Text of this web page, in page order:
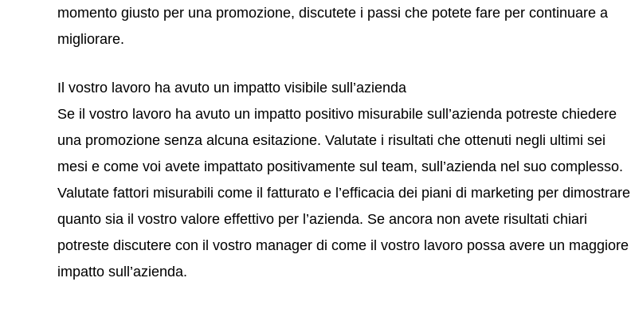
momento giusto per una promozione, discutete i passi che potete fare per continuare a
migliorare.
Il vostro lavoro ha avuto un impatto visibile sull’azienda
Se il vostro lavoro ha avuto un impatto positivo misurabile sull’azienda potreste chiedere
una promozione senza alcuna esitazione. Valutate i risultati che ottenuti negli ultimi sei
mesi e come voi avete impattato positivamente sul team, sull’azienda nel suo complesso.
Valutate fattori misurabili come il fatturato e l’efficacia dei piani di marketing per dimostrare
quanto sia il vostro valore effettivo per l’azienda. Se ancora non avete risultati chiari
potreste discutere con il vostro manager di come il vostro lavoro possa avere un maggiore
impatto sull’azienda.